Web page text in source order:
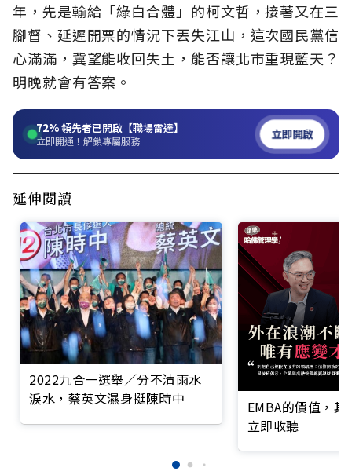
年，先是輸給「綠白合體」的柯文哲，接著又在三
腳督、延遲開票的情況下丟失江山，這次國民黨信
心滿滿，冀望能收回失土，能否讓北市重現藍天？
明晚就會有答案。
72%領先者已開啟【職場雷達】
立即開通！解鎖專屬服務 立即開啟
延伸閱讀
2022九合一選舉／分不清雨水
淚水，蔡英文濕身挺陳時中
EMBA的價值，
立即收聽